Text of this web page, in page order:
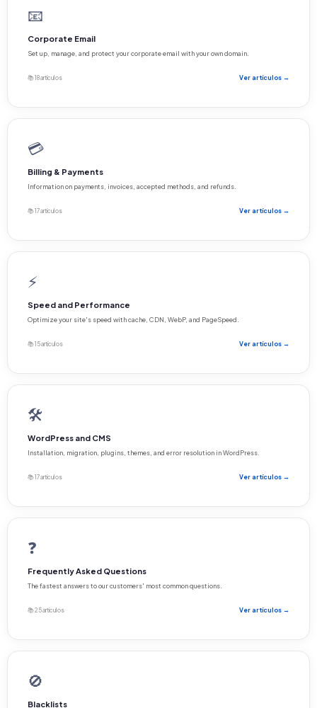
📧
Corporate Email
Set up, manage, and protect your corporate email with your own domain.
📚 18 artículos Ver artículos →
💳
Billing & Payments
Information on payments, invoices, accepted methods, and refunds.
📚 17 artículos Ver artículos →
⚡
Speed and Performance
Optimize your site's speed with cache, CDN, WebP, and PageSpeed.
📚 15 artículos Ver artículos →
🛠️
WordPress and CMS
Installation, migration, plugins, themes, and error resolution in WordPress.
📚 17 artículos Ver artículos →
❓
Frequently Asked Questions
The fastest answers to our customers' most common questions.
📚 25 artículos Ver artículos →
🚫
Blacklists